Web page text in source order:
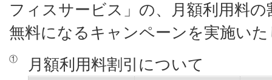
フィスサービス」の、月額利用料
無料になるキャンペーンを実施い
① 月額利用料割引について